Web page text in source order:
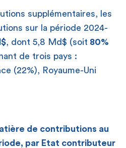
supplémentaires, les
sur la période 2024-
, dont 5,8 Md$ (soit 80%
de trois pays :
(22%), Royaume-Uni
de contributions au
par Etat contributeur